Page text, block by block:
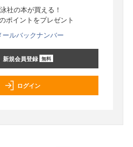
泳社の本が買える！
ポイントをプレゼント
ールバックナンバー
新規会員登録 無料
ログイン